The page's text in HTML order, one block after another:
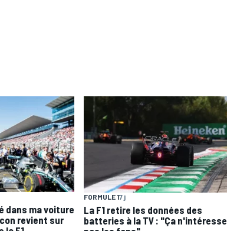
dans ma voiture
revient sur
FORMULE 17 j
La F1 retire les données des
batteries à la TV : "Ça n'intéresse